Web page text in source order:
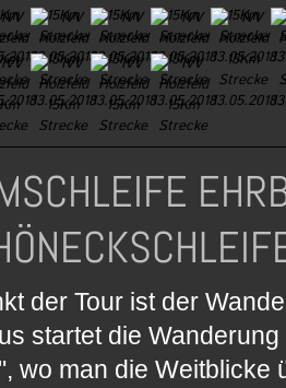
der Tour ist der
startet die
wo man die